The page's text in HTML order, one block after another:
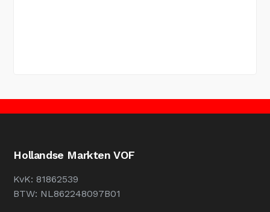
Hollandse Markten VOF
KvK: 81862539
BTW: NL862248097B01